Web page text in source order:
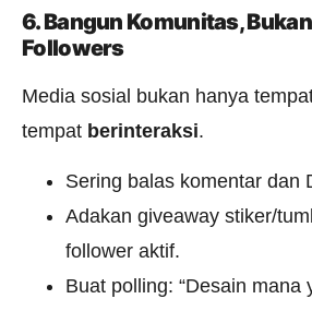
6. Bangun Komunitas,
Followers
Media sosial bukan hanya
tempat berinteraksi.
Sering balas komentar dan
Adakan giveaway stiker/
follower aktif.
Buat polling: “Desain mana